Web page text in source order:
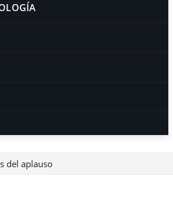
del aplauso